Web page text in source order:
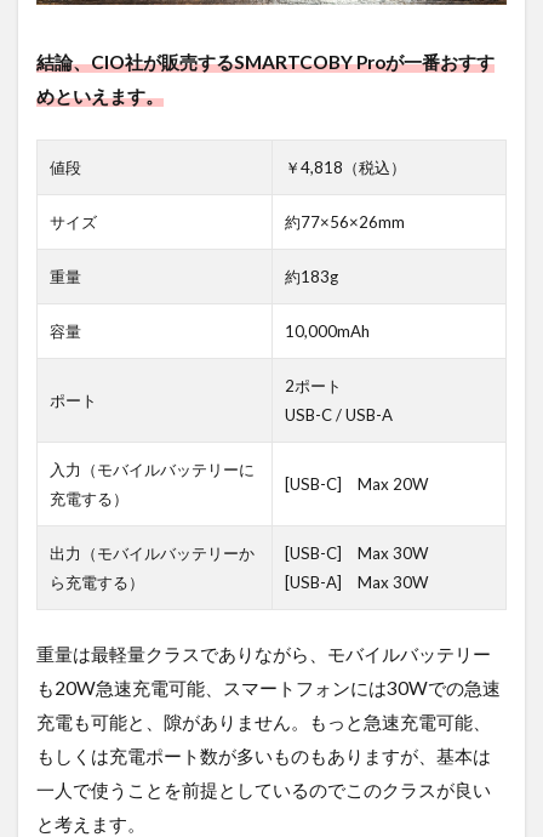
結論、CIO社が販売するSMARTCOBY Proが一番おすす
めといえます。
値段 ￥4,818（税込）
サイズ 約77×56×26mm
重量 約183g
容量 10,000mAh
ポート
2ポート
USB-C / USB-A
入力（モバイルバッテリーに
充電する）
[USB-C] Max 20W
出力（モバイルバッテリーか
ら充電する）
[USB-C] Max 30W
[USB-A] Max 30W
重量は最軽量クラスでありながら、モバイルバッテリー
も20W急速充電可能、スマートフォンには30Wでの急速
充電も可能と、隙がありません。もっと急速充電可能、
もしくは充電ポート数が多いものもありますが、基本は
一人で使うことを前提としているのでこのクラスが良い
と考えます。